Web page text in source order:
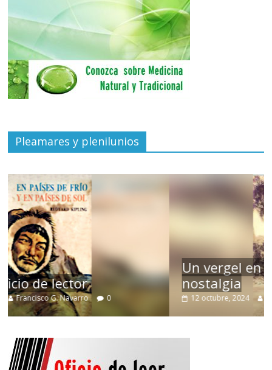
Pleamares y plenilunios
Un vergel en las nieblas de la
nostalgia
12 octubre, 2024 Francisco G. Navarro 0